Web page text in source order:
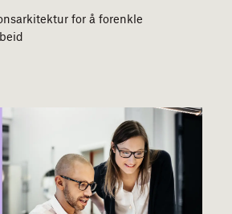
for å forenkle